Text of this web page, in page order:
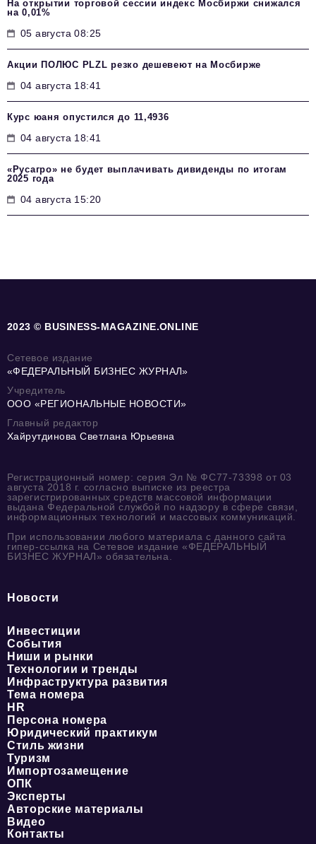
На открытии торговой сессии индекс Мосбиржи снижался
на 0,01%
05 августа 08:25
Акции ПОЛЮС PLZL резко дешевеют на Мосбирже
04 августа 18:41
Курс юаня опустился до 11,4936
04 августа 18:41
«Русагро» не будет выплачивать дивиденды по итогам
2025 года
04 августа 15:20
2023 © BUSINESS-MAGAZINE.ONLINE
Сетевое издание
«ФЕДЕРАЛЬНЫЙ БИЗНЕС ЖУРНАЛ»
Учредитель
ООО «РЕГИОНАЛЬНЫЕ НОВОСТИ»
Главный редактор
Хайрутдинова Светлана Юрьевна
Регистрационный номер: серия Эл № ФС77-73398 от 03
августа 2018 г. согласно выписке из реестра
зарегистрированных средств массовой информации
выдана Федеральной службой по надзору в сфере связи,
информационных технологий и массовых коммуникаций.
При использовании любого материала с данного сайта
гипер-ссылка на Сетевое издание «ФЕДЕРАЛЬНЫЙ
БИЗНЕС ЖУРНАЛ» обязательна.
Новости
Инвестиции
События
Ниши и рынки
Технологии и тренды
Инфраструктура развития
Тема номера
HR
Персона номера
Юридический практикум
Стиль жизни
Туризм
Импортозамещение
ОПК
Эксперты
Авторские материалы
Видео
Контакты